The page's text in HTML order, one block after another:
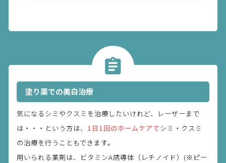
塗り薬での美白治療
気になるシミやクスミを治療したいけれど、レーザーまで
は・・・という方は、 1日1回のホームケアでシミ・クスミ
の治療を行うこともできます。
用いられる薬剤は、ビタミンA誘導体（レチノイド）(※ピー